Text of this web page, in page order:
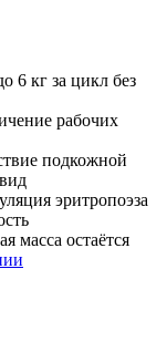
6 кг за цикл без
рабочих
подкожной
эритропоэза
масса остаётся